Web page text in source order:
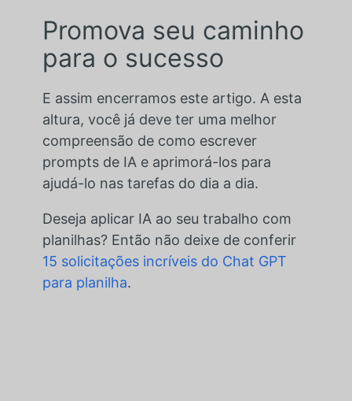
Promova seu caminho
para o sucesso
E assim encerramos este artigo. A esta
altura, você já deve ter uma melhor
compreensão de como escrever
prompts de IA e aprimorá-los para
ajudá-lo nas tarefas do dia a dia.
Deseja aplicar IA ao seu trabalho com
planilhas? Então não deixe de conferir
15 solicitações incríveis do Chat GPT
para planilha.